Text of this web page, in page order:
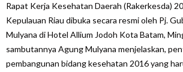
Rapat Kerja Kesehatan Daerah (Rakerkesda)
Kepulauan Riau dibuka secara resmi oleh Pj.
Mulyana di Hotel Allium Jodoh Kota Batam,
sambutannya Agung Mulyana menjelaskan,
pembangunan bidang kesehatan 2016 yang